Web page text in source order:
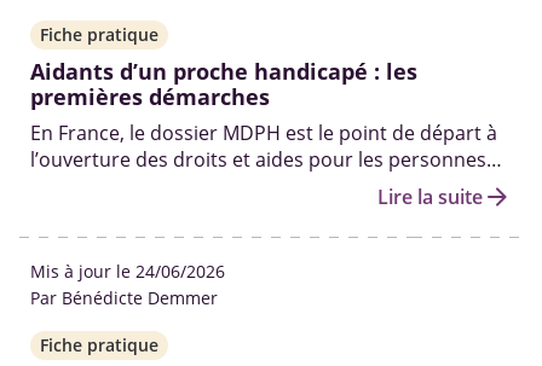
Fiche pratique
Aidants d’un proche handicapé : les
premières démarches
En France, le dossier MDPH est le point de départ à
l’ouverture des droits et aides pour les personnes
en situation de handicap. Qui peut vous aider à le
remplir ? Quelles sont les autres démarches pour
obtenir des solutions ? On fait le point.
Lire la suitearrow_forward
Mis à jour le 24/06/2026
Par Bénédicte Demmer
Fiche pratique